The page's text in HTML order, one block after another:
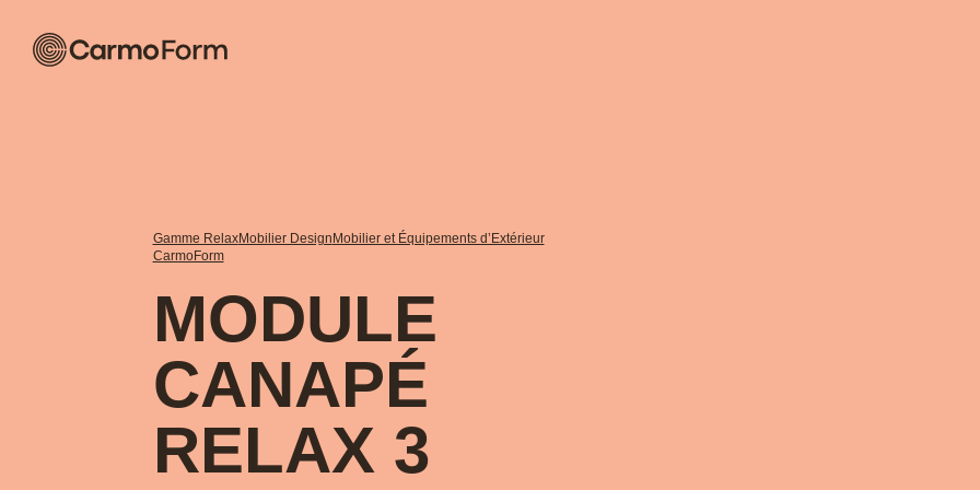
Gamme RelaxMobilier Design Mobilier et Équipements d’Extérieur
CarmoForm
MODULE
CANAPÉ
RELAX 3